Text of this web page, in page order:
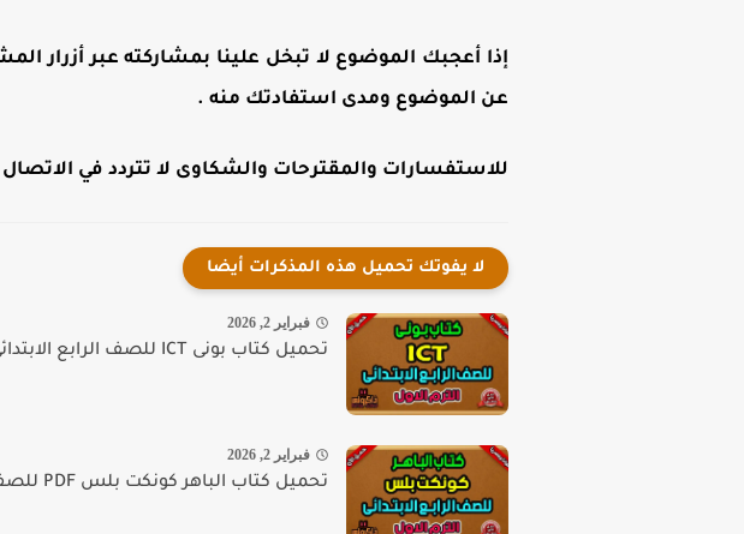
إذا أعجبك الموضوع لا تبخل علينا بمشاركته عبر أزرار
عن الموضوع ومدى استفادتك منه .
للاستفسارات والمقترحات والشكاوى لا تتردد في الاتصال
لا يفوتك تحميل هذه المذكرات أيضا
فبراير 2, 2026
تحميل كتاب بونى ICT للصف الرابع الابتدائي الترم الاول 2026
فبراير 2, 2026
تحميل كتاب الباهر كونكت بلس PDF للصف الرابع الابتدائي الترم...